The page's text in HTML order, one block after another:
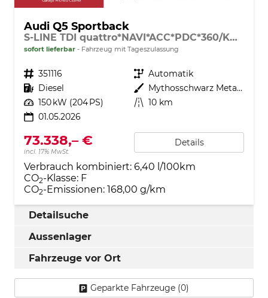
Audi Q5 Sportback
S-LINE TDI quattro*NAVI*ACC*PDC*360/KAMERA*LED*SHZ*EL.PANORAMA-DACH*21-ZOLL
sofort lieferbar Fahrzeug mit Tageszulassung
Fahrzeugnr. 351116 Getriebe Automatik
Kraftstoff Diesel Außenfarbe
Mythosschwarz Metallic
Leistung 150 kW (204 PS) Kilometerstand 10 km
01.05.2026
73.338,– €
incl. 17% MwSt.
Details
Verbrauch kombiniert: 6,40 l/100km
CO2-Klasse: F
CO2-Emissionen: 168,00 g/km
Detailsuche
Aussenlager
Fahrzeuge vor Ort
Geparkte Fahrzeuge (0)